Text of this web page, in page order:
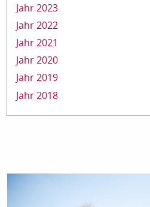
Jahr 2023
Jahr 2022
Jahr 2021
Jahr 2020
Jahr 2019
Jahr 2018